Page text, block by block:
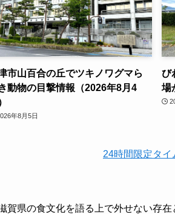
市山百合の丘でツキノワグマら
動物の目撃情報（2026年8月4
年8月5日
び
場
24時間限定タイ
賀県の食文化を語る上で外せない存